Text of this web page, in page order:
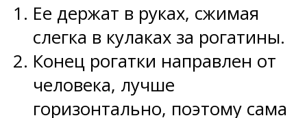
Ее держат в руках, сжимая
слегка в кулаках за рогатины.
Конец рогатки направлен от
человека, лучше
горизонтально, поэтому сама